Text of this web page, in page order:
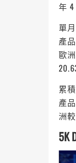
年
單
產
歐
累
產
洲
5K